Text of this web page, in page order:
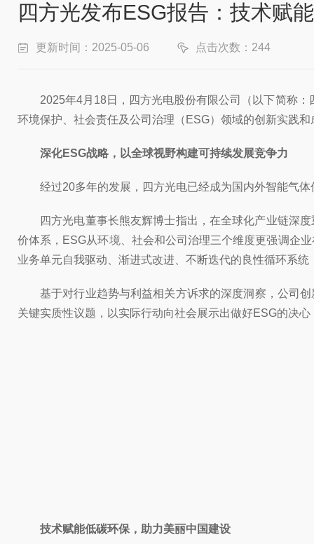
四方光发布ESG报告：技术赋
更新时间：2025-05-06 点击次数：244
2025年4月18日，四方光电股份有限公司（以下简称
环境保护、社会责任及公司治理（ESG）领域的创新实践
深化ESG战略，以全球视野构建可持续发展竞争力
经过20多年的发展，四方光电已经成为国内外智能气
四方光电董事长熊友辉博士指出，在全球化产业链深
价体系， ESG从环境、社会和公司治理三个维度更强调企
业务单元自我驱动、渐进式改进、不断迭代的良性循环系统
基于对行业趋势与利益相关方诉求的深度洞察，公司
关键实质性议题，以实际行动向社会展示出做好ESG的决
技术赋能低碳环保，助力美丽中国建设